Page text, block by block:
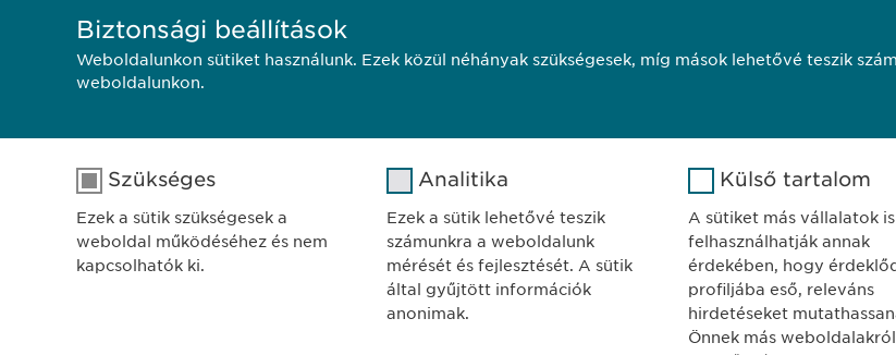
1122 Budapest
e-mail:
Biztonsági beállítások
Weboldalunkon sütiket használunk. Ezek közül néhányak szükségesek, míg mások lehetővé teszik
weboldalunkon.
Szükséges
Ezek a sütik szükségesek a
weboldal működéséhez és nem
kapcsolhatók ki.
Analitika
Ezek a sütik lehetővé teszik
számunkra a weboldalunk
mérését és fejlesztését. A sütik
által gyűjtött információk
anonimak.
Külső tartalom
A sütiket más vállalatok is
felhasználhatják annak
érdekében, hogy
profiljába eső, releváns
hirdetéseket
Önnek más